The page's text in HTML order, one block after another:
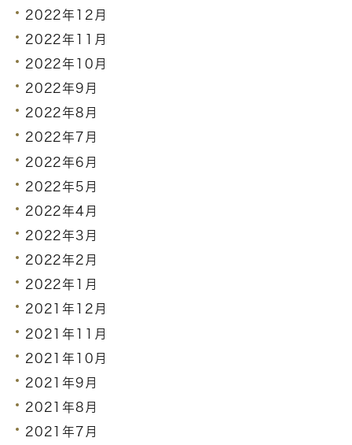
2022年12月
2022年11月
2022年10月
2022年9月
2022年8月
2022年7月
2022年6月
2022年5月
2022年4月
2022年3月
2022年2月
2022年1月
2021年12月
2021年11月
2021年10月
2021年9月
2021年8月
2021年7月